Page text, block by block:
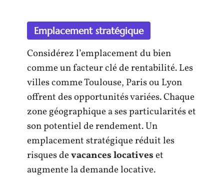
Emplacement stratégique
Considérez l’emplacement du bien
comme un facteur clé de rentabilité. Les
villes comme Toulouse, Paris ou Lyon
offrent des opportunités variées. Chaque
zone géographique a ses particularités et
son potentiel de rendement. Un
emplacement stratégique réduit les
risques devacances locativeset
augmente la demande locative.